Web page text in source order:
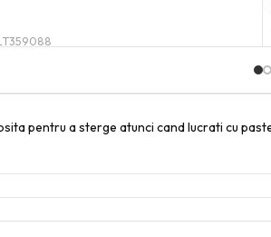
pentru a sterge atunci cand lucrati cu